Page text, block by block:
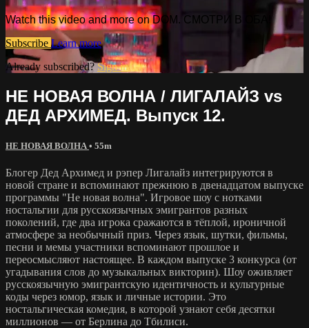
Watch this video and more on DOM. СМОТРИ В ОБА!
Subscribe Learn more
Already subscribed?Sign in
НЕ НОВАЯ ВОЛНА / ЛИГАЛАЙЗ vs
ДЕД АРХИМЕД. Выпуск 12.
НЕ НОВАЯ ВОЛНА • 55m
Блогер Дед Архимед и рэпер Лигалайз интегрируются в
новой стране и вспоминают прежнюю в двенадцатом выпуске
программы "Не новая волна". Игровое шоу с нотками
ностальгии для русскоязычных эмигрантов разных
поколений, где два игрока сражаются в тёплой, ироничной
атмосфере за необычный приз. Через язык, шутки, фильмы,
песни и мемы участники вспоминают прошлое и
переосмысляют настоящее. В каждом выпуске 3 конкурса (от
угадывания слов до музыкальных викторин). Шоу оживляет
русскоязычную эмигрантскую идентичность и культурные
коды через юмор, язык и личные истории. Это
ностальгическая комедия, в которой узнают себя десятки
миллионов — от Берлина до Тбилиси.